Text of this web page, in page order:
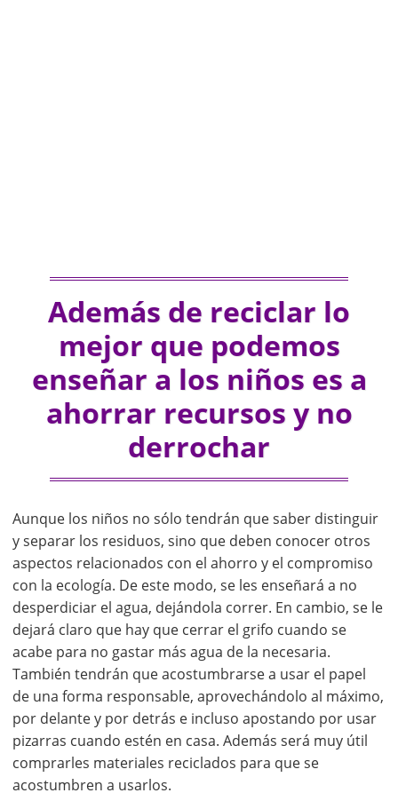
Además de reciclar lo
mejor que podemos
enseñar a los niños es a
ahorrar recursos y no
derrochar
Aunque los niños no sólo tendrán que saber distinguir
y separar los residuos, sino que deben conocer otros
aspectos relacionados con el ahorro y el compromiso
con la ecología. De este modo, se les enseñará a no
desperdiciar el agua, dejándola correr. En cambio, se le
dejará claro que hay que cerrar el grifo cuando se
acabe para no gastar más agua de la necesaria.
También tendrán que acostumbrarse a usar el papel
de una forma responsable, aprovechándolo al máximo,
por delante y por detrás e incluso apostando por usar
pizarras cuando estén en casa. Además será muy útil
comprarles materiales reciclados para que se
acostumbren a usarlos.